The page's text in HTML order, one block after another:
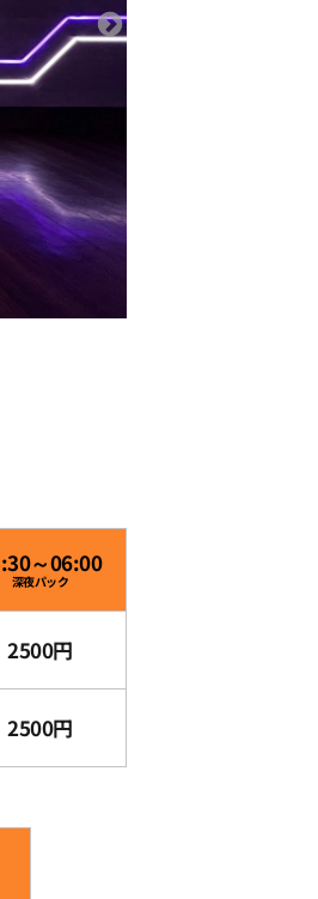
～06:00
深夜パック
2500円
2500円